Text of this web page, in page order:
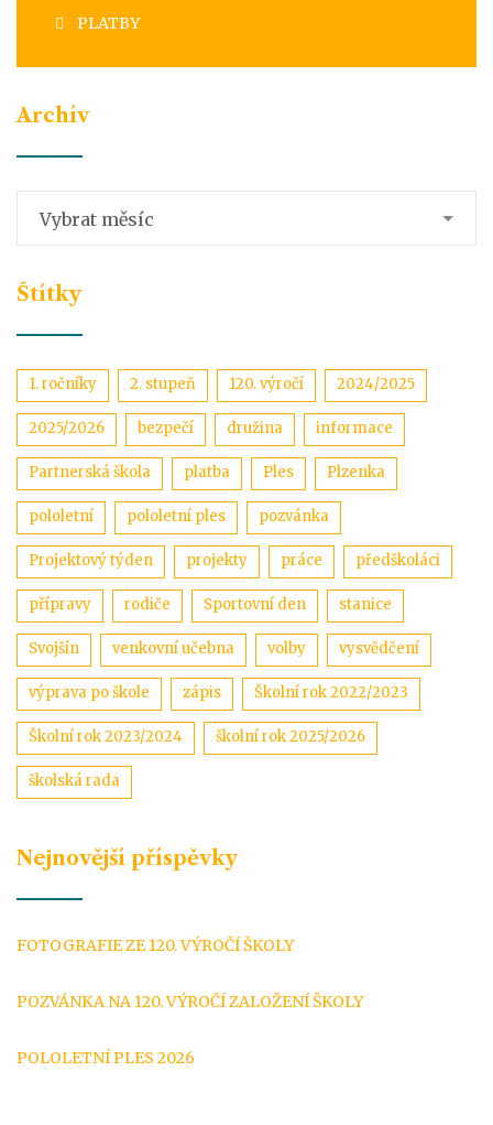
PLATBY
Archív
Vybrat měsíc
Štítky
1. ročníky 2. stupeň 120. výročí 2024/2025
2025/2026 bezpečí družina informace
Partnerská škola platba Ples Plzenka
pololetní pololetní ples pozvánka
Projektový týden projekty práce předškoláci
přípravy rodiče Sportovní den stanice
Svojšín venkovní učebna volby vysvědčení
výprava po škole zápis Školní rok 2022/2023
Školní rok 2023/2024 školní rok 2025/2026
školská rada
Nejnovější příspěvky
FOTOGRAFIE ZE 120. VÝROČÍ ŠKOLY
POZVÁNKA NA 120. VÝROČÍ ZALOŽENÍ ŠKOLY
POLOLETNÍ PLES 2026